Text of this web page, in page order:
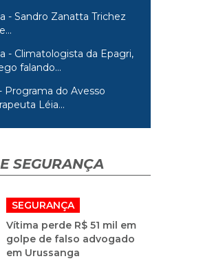
- Sandro Zanatta Trichez
- Climatologista da Epagri,
falando...
Programa do Avesso
Léia...
SEGURANÇA
SEGURANÇA
Vítima perde R$ 51 mil em
golpe de falso advogado
em Urussanga